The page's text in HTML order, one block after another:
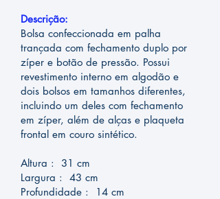
Descrição:
Bolsa confeccionada em palha
trançada com fechamento duplo por
zíper e botão de pressão. Possui
revestimento interno em algodão e
dois bolsos em tamanhos diferentes,
incluindo um deles com fechamento
em zíper, além de alças e plaqueta
frontal em couro sintético.
Altura : 31 cm
Largura : 43 cm
Profundidade : 14 cm